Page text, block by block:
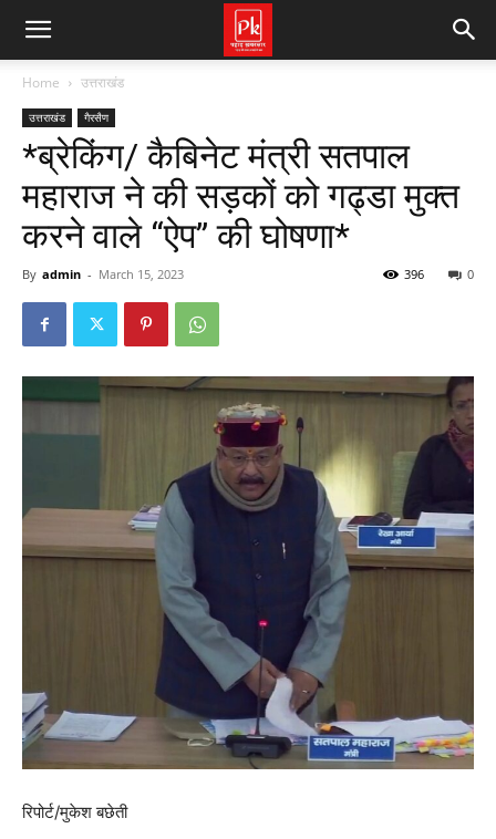
Home उत्तराखंड
उत्तराखंड गैरसैण
*ब्रेकिंग/ कैबिनेट मंत्री सतपाल
महाराज ने की सड़कों को गढ्डा मुक्त
करने वाले “ऐप” की घोषणा*
By admin - March 15, 2023 0
396
रिपोर्ट/मुकेश बछेती